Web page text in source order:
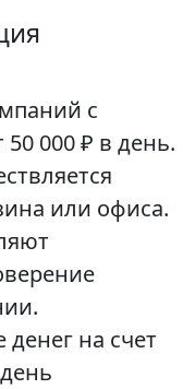
с
000 ₽ в день.
или офиса.
денег на счет